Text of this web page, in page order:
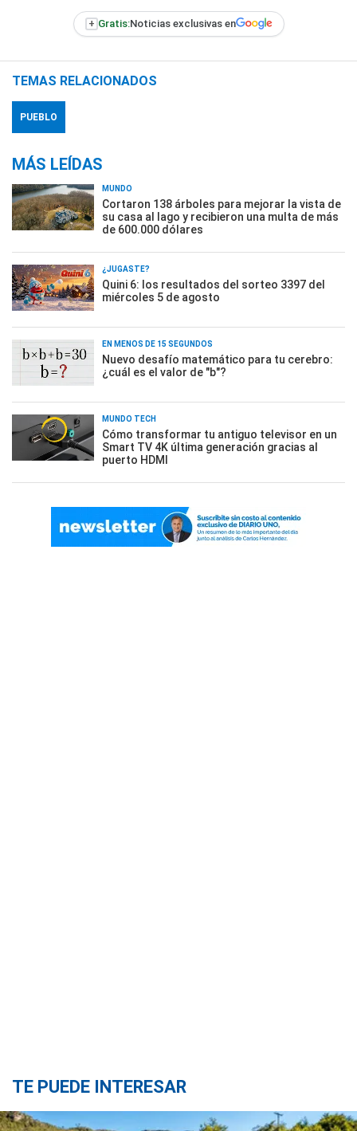
+ Gratis:Noticias exclusivas en
TEMAS RELACIONADOS
PUEBLO
MÁS LEÍDAS
MUNDO
Cortaron 138 árboles para mejorar la vista de
su casa al lago y recibieron una multa de más
de 600.000 dólares
¿JUGASTE?
Quini 6: los resultados del sorteo 3397 del
miércoles 5 de agosto
EN MENOS DE 15 SEGUNDOS
Nuevo desafío matemático para tu cerebro:
¿cuál es el valor de "b"?
MUNDO TECH
Cómo transformar tu antiguo televisor en un
Smart TV 4K última generación gracias al
puerto HDMI
TE PUEDE INTERESAR